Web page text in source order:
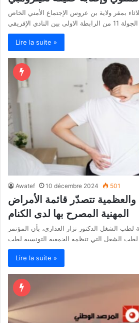
بمقر ولاية بن عروس الإجتماع الأمني الخاص
Lire la suite »
Awatef 10 décembre 2024 501
والعظمية تتصدّر قائمة الأمراض
المهنية المصرح بها لدى الكنام
لطب الشغل الدكتور نزار العذاري، بأن المؤتمر
Lire la suite »